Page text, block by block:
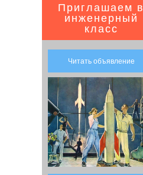
Приглашаем в
инженерный
класс
Читать объявление